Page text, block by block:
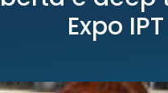
Expo